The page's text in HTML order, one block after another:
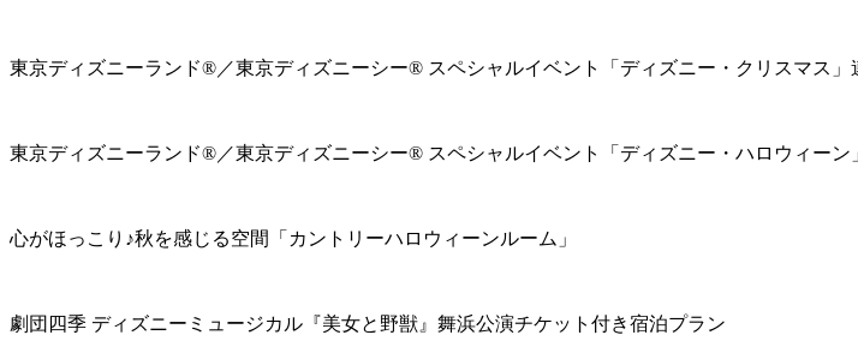
東京ディズニーランド®／東京ディズニーシー® スペシャルイベント「ディズニー・クリスマス
東京ディズニーランド®／東京ディズニーシー® スペシャルイベント「ディズニー・ハロウィー
心がほっこり♪秋を感じる空間「カントリーハロウィーンルーム」
劇団四季 ディズニーミュージカル『美女と野獣』舞浜公演チケット付き宿泊プラン